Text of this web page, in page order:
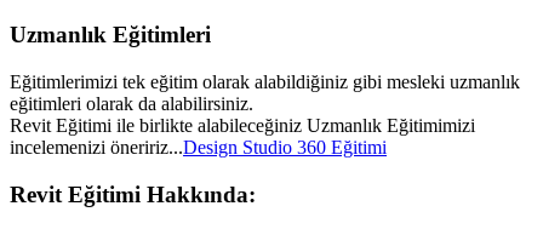
Uzmanlık Eğitimleri
Eğitimlerimizi tek eğitim olarak alabildiğiniz gibi mesleki uzmanlık
eğitimleri olarak da alabilirsiniz.
Revit Eğitimi ile birlikte alabileceğiniz Uzmanlık Eğitimimizi
incelemenizi öneririz...Design Studio 360 Eğitimi
Revit Eğitimi Hakkında: